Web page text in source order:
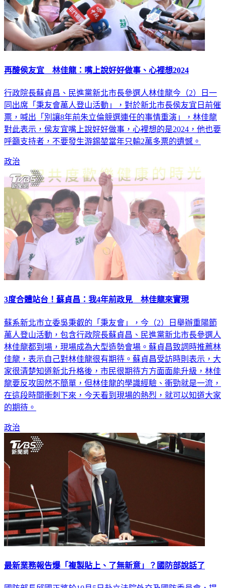
再酸侯友宜 林佳龍：嘴上說好好做事、心裡想2024
行政院長蘇貞昌、民進黨新北市長參選人林佳龍今（2）日一
同出席「秉友會萬人登山活動」，對於新北市長侯友宜日前催
票，喊出「別讓8年前朱立倫競選連任的事情重演」，林佳龍
對此表示，侯友宜嘴上說好好做事，心裡想的是2024，他也要
呼籲支持者，不要發生游錫堃當年只輸2萬多票的遺憾。
政治
3度合體站台！蘇貞昌：我4年前政見 林佳龍來實現
蘇系新北市立委吳秉叡的「秉友會」，今（2）日舉辦重陽節
萬人登山活動，包含行政院長蘇貞昌、民進黨新北市長參選人
林佳龍都到場，現場成為大型造勢會場。蘇貞昌致詞時推薦林
佳龍，表示自己對林佳龍很有期待。蘇貞昌受訪時則表示，大
家很清楚知道新北升格後，市民很期待方方面面能升級，林佳
龍要反攻固然不簡單，但林佳龍的學識經驗、衝勁就是一流，
在這段時間衝刺下來，今天看到現場的熱烈，就可以知道大家
的期待。
政治
最新業務報告爆「複製貼上、了無新意」？國防部說話了